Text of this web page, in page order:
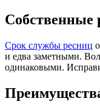
Собственные
Срок службы ресниц
и едва заметными.
одинаковыми.